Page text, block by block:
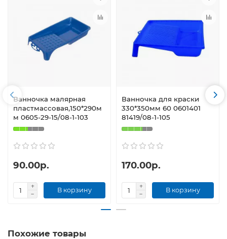
Ванночка малярная
пластмассовая,150*290м
м 0605-29-15/08-1-103
90.00р.
В корзину
Ванночка для краски
330*350мм 60 0601401
81419/08-1-105
170.00р.
В корзину
Похожие товары